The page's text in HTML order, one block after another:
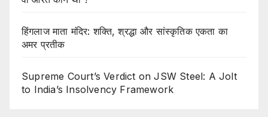
हिंगलाज माता मंदिर: शक्ति, श्रद्धा और सांस्कृतिक एकता का
अमर प्रतीक
Supreme Court’s Verdict on JSW Steel: A Jolt
to India’s Insolvency Framework